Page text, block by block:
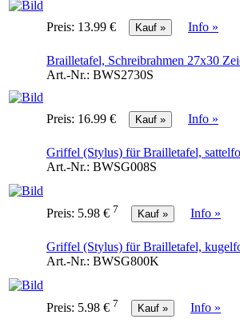
Preis: 13.99 € Info »
Brailletafel, Schreibrahmen 27x30
Art.-Nr.: BWS2730S
Preis: 16.99 € Info »
Griffel (Stylus) für Brailletafel,
Art.-Nr.: BWSG008S
Preis: 5.98 € 7 Info »
Griffel (Stylus) für Brailletafel,
Art.-Nr.: BWSG800K
Preis: 5.98 € 7 Info »